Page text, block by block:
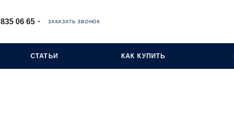
06 65 ЗАКАЗАТЬ ЗВОНОК
СТАТЬИ КАК КУПИТЬ